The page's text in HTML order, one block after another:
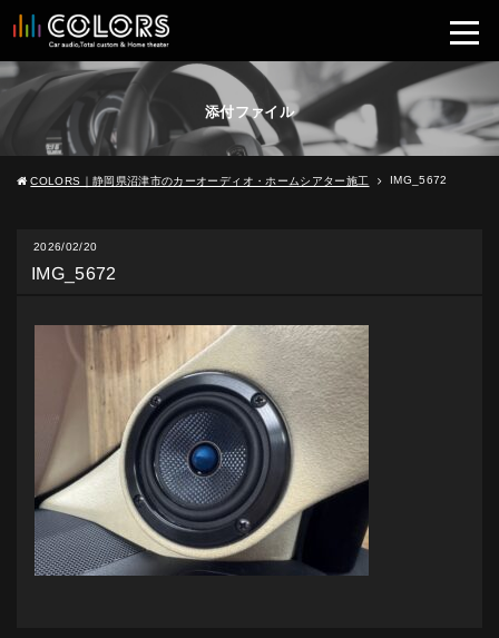
添付ファイル
COLORS｜静岡県沼津市のカーオーディオ・ホームシアター施工 IMG_5672
2026/02/20
IMG_5672